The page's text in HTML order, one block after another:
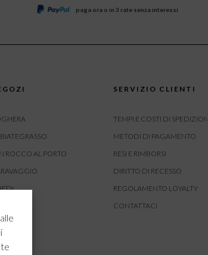
paga ora o in 3 rate senza interessi
ROCCO AL PORTO
SERVIZIO CLIENTI
TEMPI E COSTI DI
METODI DI PAGAMENTO
RESI E RIMBORSI
DIRITTO DI RECESSO
REGOLAMENTO LOYALTY
CONTATTACI